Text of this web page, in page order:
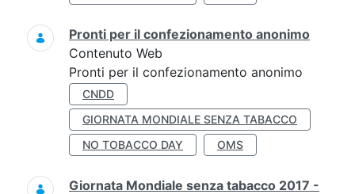
Pronti per il confezionamento anonimo
Contenuto Web
Pronti per il confezionamento anonimo
CNDD
GIORNATA MONDIALE SENZA TABACCO
NO TOBACCO DAY
OMS
Giornata Mondiale senza tabacco 2017 -